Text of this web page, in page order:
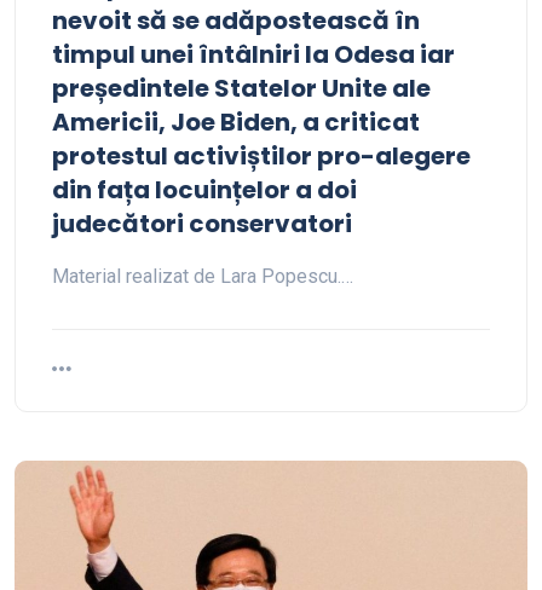
nevoit să se adăpostească în
timpul unei întâlniri la Odesa iar
președintele Statelor Unite ale
Americii, Joe Biden, a criticat
protestul activiștilor pro-alegere
din fața locuințelor a doi
judecători conservatori
Material realizat de Lara Popescu.…